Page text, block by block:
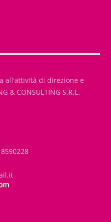
all’attività di direzione e
& CONSULTING S.R.L.